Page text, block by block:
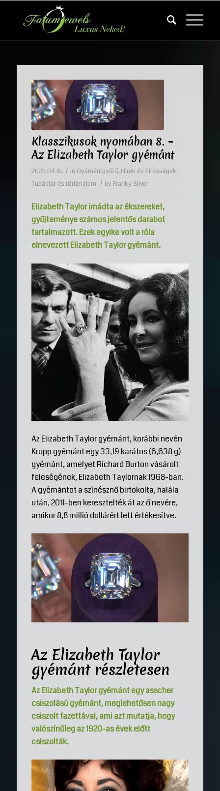
Klasszikusok nyomában 8. –
Az Elizabeth Taylor gyémánt
2023.04.19. / in Gyémántgyűrű, Hírek és hírességek,
Tudástár és történelem / by Franky Silver
Elizabeth Taylor imádta az ékszereket,
gyűjteménye számos jelentős darabot
tartalmazott. Ezek egyike volt a róla
elnevezett Elizabeth Taylor gyémánt.
Az Elizabeth Taylor gyémánt, korábbi nevén
Krupp gyémánt egy 33,19 karátos (6,638 g)
gyémánt, amelyet Richard Burton vásárolt
feleségének, Elizabeth Taylornak 1968-ban.
A gyémántot a színésznő birtokolta, halála
után, 2011-ben keresztelték át az ő nevére,
amikor 8,8 millió dollárért lett értékesítve.
Az Elizabeth Taylor
gyémánt részletesen
Az Elizabeth Taylor gyémánt egy asscher
csiszolású gyémánt, meglehetősen nagy
csiszolt fazettával, ami azt mutatja, hogy
valószínűleg az 1920-as évek előtt
csiszolták.